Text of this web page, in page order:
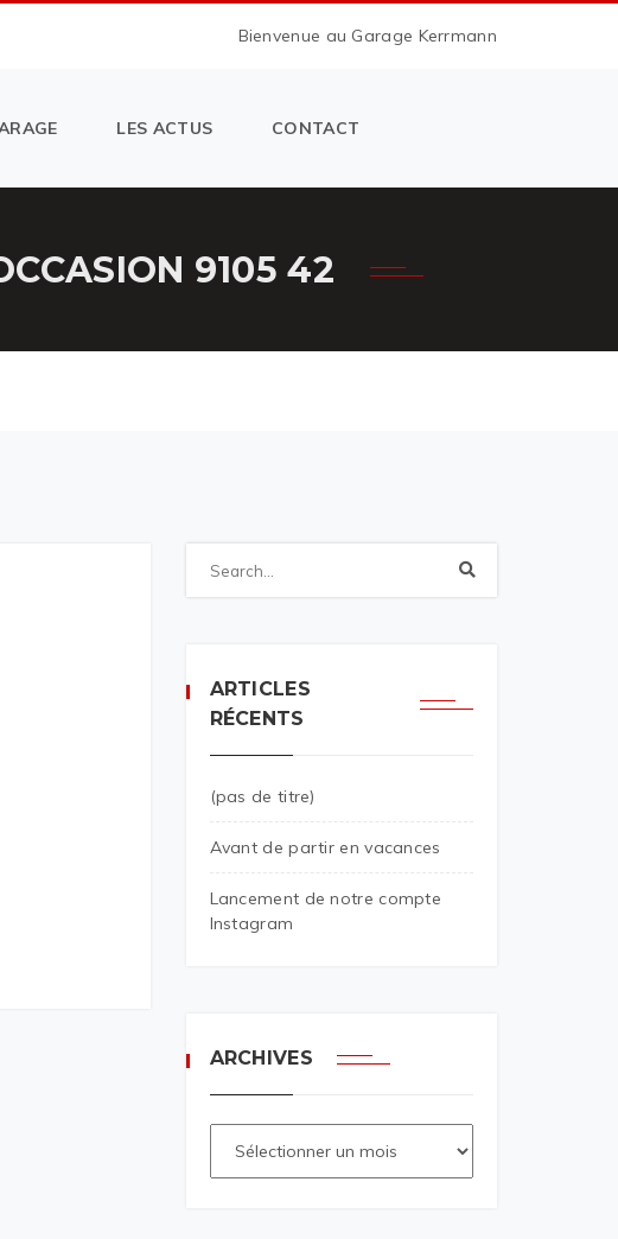
Bienvenue au Garage Kerrmann
LES ACTUS CONTACT
9105 42
ARTICLES
RÉCENTS
(pas de titre)
Avant de partir en vacances
Lancement de notre compte
Instagram
ARCHIVES